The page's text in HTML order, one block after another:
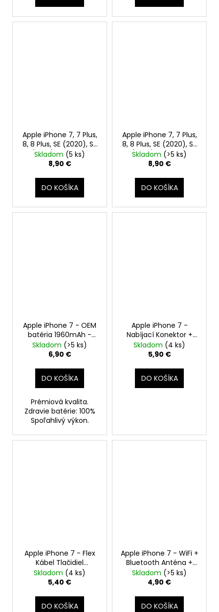
Apple iPhone 7, 7 Plus,
8, 8 Plus, SE (2020), SE
(2022) - Tlačidlo
Domov, Home button
/ White)
Skladom (5 ks)
8,90 €
DO KOŠÍKA
Apple iPhone 7, 7 Plus,
8, 8 Plus, SE (2020), SE
(2022) - Tlačidlo
Domov, Home button
(Space Gray / Black)
Skladom (>5 ks)
8,90 €
DO KOŠÍKA
Apple iPhone 7 - OEM
batéria 1960mAh -
SmartPremium
Skladom (>5 ks)
6,90 €
DO KOŠÍKA
Prémiová kvalita.
Zdravie batérie: 100%
Spoľahlivý výkon.
Apple iPhone 7 -
Nabíjací Konektor +
Mikrofón + Flex Kábel
Skladom (4 ks)
5,90 €
DO KOŠÍKA
Apple iPhone 7 - Flex
Kábel Tlačidiel
Zapínania + Hlasitosti
+ Mikrofón + Tichý
Skladom (4 ks)
5,40 €
DO KOŠÍKA
Apple iPhone 7 - WiFi +
Bluetooth Anténa +
Signal Flex Kábel
Skladom (>5 ks)
4,90 €
DO KOŠÍKA